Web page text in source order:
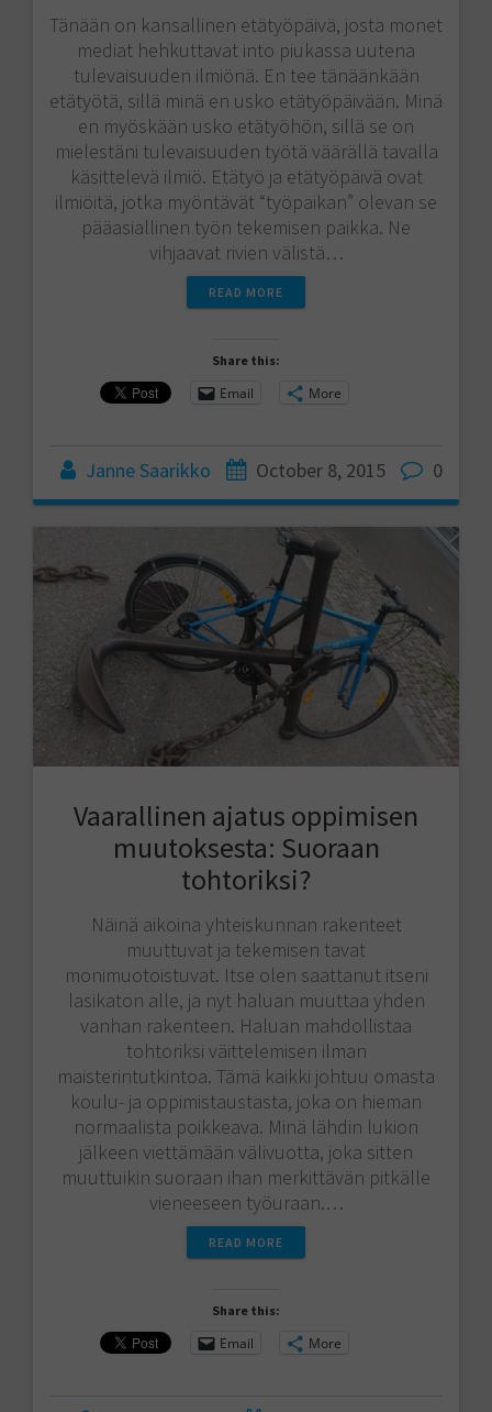
Tänään on kansallinen etätyöpäivä, josta monet
mediat hehkuttavat into piukassa uutena
tulevaisuuden ilmiönä. En tee tänäänkään
etätyötä, sillä minä en usko etätyöpäivään. Minä
en myöskään usko etätyöhön, sillä se on
mielestäni tulevaisuuden työtä väärällä tavalla
käsittelevä ilmiö. Etätyö ja etätyöpäivä ovat
ilmiöitä, jotka myöntävät “työpaikan” olevan se
pääasiallinen työn tekemisen paikka. Ne
vihjaavat rivien välistä…
READ MORE
Share this:
Email More
Janne Saarikko October 8, 2015 0
Vaarallinen ajatus oppimisen
muutoksesta: Suoraan
tohtoriksi?
Näinä aikoina yhteiskunnan rakenteet
muuttuvat ja tekemisen tavat
monimuotoistuvat. Itse olen saattanut itseni
lasikaton alle, ja nyt haluan muuttaa yhden
vanhan rakenteen. Haluan mahdollistaa
tohtoriksi väittelemisen ilman
maisterintutkintoa. Tämä kaikki johtuu omasta
koulu- ja oppimistaustasta, joka on hieman
normaalista poikkeava. Minä lähdin lukion
jälkeen viettämään välivuotta, joka sitten
muuttuikin suoraan ihan merkittävän pitkälle
vieneeseen työuraan.…
READ MORE
Share this:
Email More